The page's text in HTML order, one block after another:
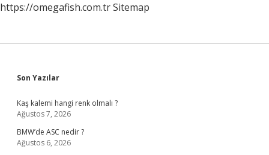
https://omegafish.com.trSitemap
Sidebar
Son Yazılar
Kaş kalemi hangi renk olmalı ?
Ağustos 7, 2026
BMW’de ASC nedir ?
Ağustos 6, 2026